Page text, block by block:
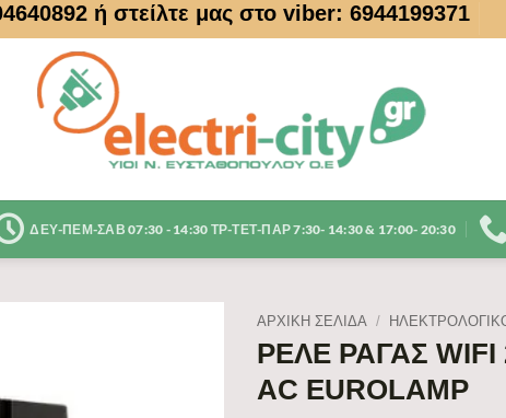
ή στείλτε μας στο viber: 6944199371
ΔΕΥ-ΠΕΜ-ΣΑΒ 07:30 - 14:30 ΤΡ-ΤΕΤ-ΠΑΡ 7:30- 14:30 & 17:00- 20:30
ΑΡΧΙΚΉ ΣΕΛΊΔΑ /
ΡΕΛΕ ΡΑΓΑΣ WIFI
AC EUROLAMP